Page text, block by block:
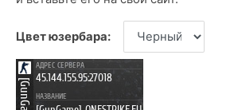
Цвет юзербара: